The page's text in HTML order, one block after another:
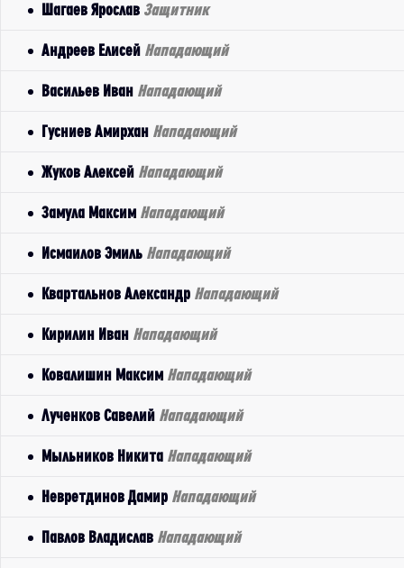
Шагаев Ярослав Защитник
Андреев Елисей Нападающий
Васильев Иван Нападающий
Гусниев Амирхан Нападающий
Жуков Алексей Нападающий
Замула Максим Нападающий
Исмаилов Эмиль Нападающий
Квартальнов Александр Нападающий
Кирилин Иван Нападающий
Ковалишин Максим Нападающий
Лученков Савелий Нападающий
Мыльников Никита Нападающий
Невретдинов Дамир Нападающий
Павлов Владислав Нападающий